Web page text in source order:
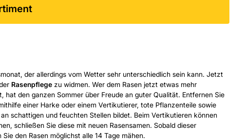
der allerdings vom Wetter sehr unterschiedlich sein kann. Jetzt
Rasenpflege zu widmen. Wer dem Rasen jetzt etwas mehr
hat den ganzen Sommer über Freude an guter Qualität. Entfernen Sie
einer Harke oder einem Vertikutierer, tote Pflanzenteile sowie
schattigen und feuchten Stellen bildet. Beim Vertikutieren können
schließen Sie diese mit neuen Rasensamen. Sobald dieser
den Rasen möglichst alle 14 Tage mähen.